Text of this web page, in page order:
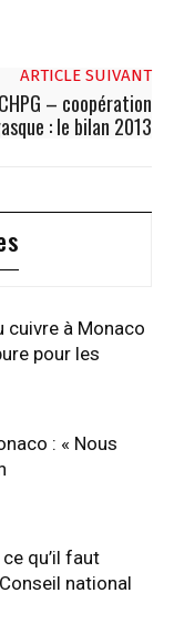
ARTICLE SUIVANT
CHPG – coopération
: le bilan 2013
cuivre à Monaco
pour les
: « Nous
qu’il faut
national